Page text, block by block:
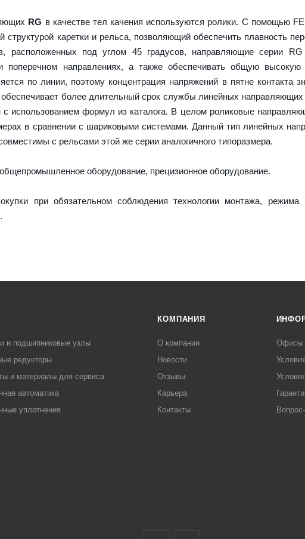
RG в качестве тел качения используются ролики. С помощью
каретки и рельса, позволяющий обеспечить плавность
расположенных под углом 45 градусов, направляющие серии
поперечном направлениях, а также обеспечивать общую высокую
по линии, поэтому концентрация напряжений в пятне контакта
более длительный срок службы линейных направляющих
использованием формул из каталога. В целом роликовые
в сравнении с шариковыми системами. Данный тип линейных
с рельсами этой же серии аналогичного типоразмера.
оборудование, прецизионное оборудование.
при обязательном соблюдения технологии монтажа, режима
.
и подшипниковые узлы
редукторы
и материалы для сервиса
автоматика
уплотнения
КОМПАНИЯ
О компании
Новости
Отзывы
Карьера
Контакты
Офисы